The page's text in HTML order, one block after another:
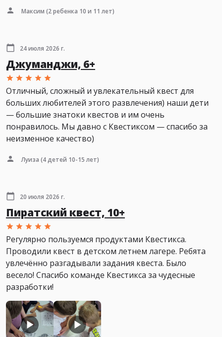
Максим (2 ребенка 10 и 11 лет)
24 июля 2026 г.
Джуманджи, 6+
Отличный, сложный и увлекательный квест для
больших любителей этого развлечения) наши дети
— большие знатоки квестов и им очень
понравилось. Мы давно с Квестиксом — спасибо за
неизменное качество)
Луиза (4 детей 10-15 лет)
20 июля 2026 г.
Пиратский квест, 10+
Регулярно пользуемся продуктами Квестикса.
Проводили квест в детском летнем лагере. Ребята
увлечённо разгадывали задания квеста. Было
весело! Спасибо команде Квестикса за чудесные
разработки!